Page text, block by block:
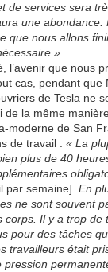
de services sera
une
que nous allons
»
l’avenir que nous
cas, pendant que
de Tesla ne
de la même
moderne de San
de travail : « La
plus de 40
par semaine]. En
ne sont souvent
corps. Il y a trop de
pour des tâches
travailleurs était
pression